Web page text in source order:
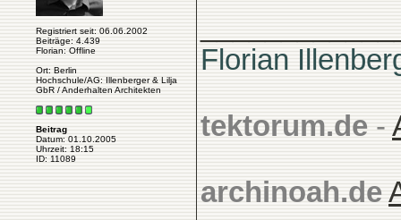
Registriert seit: 06.06.2002
Beiträge: 4.439
Florian: Offline
Ort: Berlin
Hochschule/AG: Illenberger & Lilja
GbR / Anderhalten Architekten
Beitrag
Datum: 01.10.2005
Uhrzeit: 18:15
ID: 11089
Florian
tektorum.de -
archinoah.de